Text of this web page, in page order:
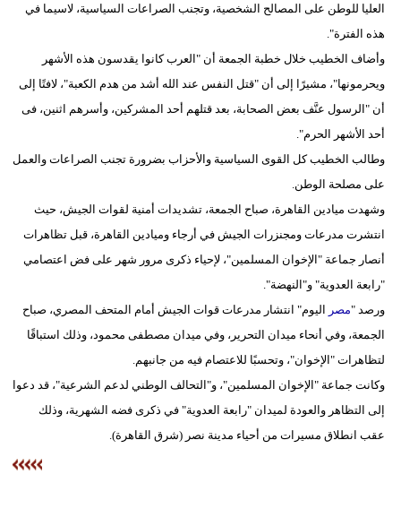
العليا للوطن على المصالح الشخصية، وتجنب الصراعات السياسية، لاسيما في
هذه الفترة".
وأضاف الخطيب خلال خطبة الجمعة أن "العرب كانوا يقدسون هذه الأشهر
ويحرمونها"، مشيرًا إلى أن "قتل النفس عند الله أشد من هدم الكعبة"، لافتًا إلى
أن "الرسول عنَّف بعض الصحابة، بعد قتلهم أحد المشركين، وأسرهم اثنين، فى
أحد الأشهر الحرم".
وطالب الخطيب كل القوى السياسية والأحزاب بضرورة تجنب الصراعات والعمل
على مصلحة الوطن.
وشهدت ميادين القاهرة، صباح الجمعة، تشديدات أمنية لقوات الجيش، حيث
انتشرت مدرعات ومجنزرات الجيش في أرجاء وميادين القاهرة، قبل تظاهرات
أنصار جماعة "الإخوان المسلمين"، لإحياء ذكرى مرور شهر على فض اعتصامي
"رابعة العدوية" و"النهضة".
ورصد "مصر اليوم" انتشار مدرعات قوات الجيش أمام المتحف المصري، صباح
الجمعة، وفي أنحاء ميدان التحرير، وفي ميدان مصطفى محمود، وذلك استباقًا
لتظاهرات "الإخوان"، وتحسبًا للاعتصام فيه من جانبهم.
وكانت جماعة "الإخوان المسلمين"، و"التحالف الوطني لدعم الشرعية"، قد دعوا
إلى التظاهر والعودة لميدان "رابعة العدوية" في ذكرى فضه الشهرية، وذلك
عقب انطلاق مسيرات من أحياء مدينة نصر (شرق القاهرة).